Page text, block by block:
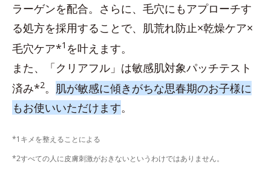
ラーゲンを配合。さらに、毛穴にもアプローチす
る処方を採用することで、肌荒れ防止×乾燥ケア×
毛穴ケア*1 を叶えます。
また、「クリアフル」は敏感肌対象パッチテスト
済み*2。 肌が敏感に傾きがちな思春期のお子様に
もお使いいただけます。
*1キメを整えることによる
*2すべての人に皮膚刺激がおきないというわけではありません。